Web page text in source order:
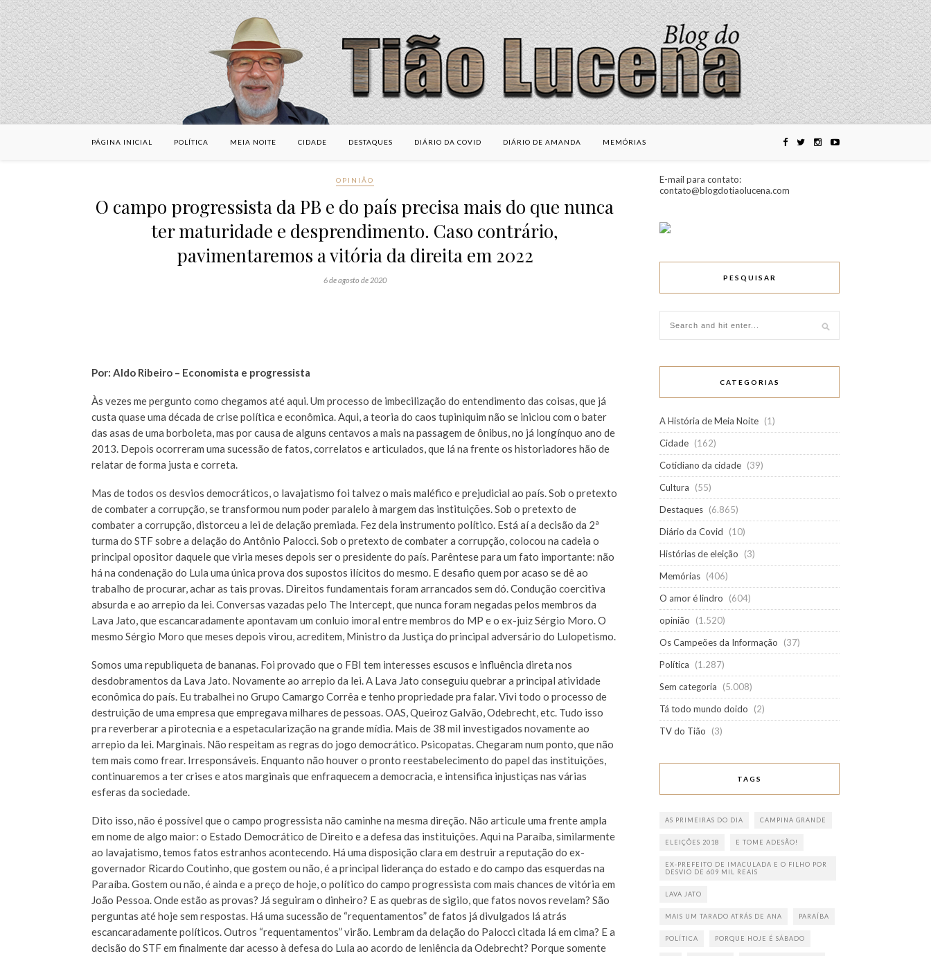
PÁGINA INICIAL POLÍTICA MEIA NOITE CIDADE DESTAQUES DIÁRIO DA COVID DIÁRIO DE AMANDA MEMÓRIAS
OPINIÃO
O campo progressista da PB e do país precisa mais do que nunca
ter maturidade e desprendimento. Caso contrário,
pavimentaremos a vitória da direita em 2022
6 de agosto de 2020
Por: Aldo Ribeiro – Economista e progressista
Às vezes me pergunto como chegamos até aqui. Um processo de imbecilização do entendimento das coisas, que já
custa quase uma década de crise política e econômica. Aqui, a teoria do caos tupiniquim não se iniciou com o bater
das asas de uma borboleta, mas por causa de alguns centavos a mais na passagem de ônibus, no já longínquo ano de
2013. Depois ocorreram uma sucessão de fatos, correlatos e articulados, que lá na frente os historiadores hão de
relatar de forma justa e correta.
Mas de todos os desvios democráticos, o lavajatismo foi talvez o mais maléfico e prejudicial ao país. Sob o pretexto
de combater a corrupção, se transformou num poder paralelo à margem das instituições. Sob o pretexto de
combater a corrupção, distorceu a lei de delação premiada. Fez dela instrumento político. Está aí a decisão da 2ª
turma do STF sobre a delação do Antônio Palocci. Sob o pretexto de combater a corrupção, colocou na cadeia o
principal opositor daquele que viria meses depois ser o presidente do país. Parêntese para um fato importante: não
há na condenação do Lula uma única prova dos supostos ilícitos do mesmo. E desafio quem por acaso se dê ao
trabalho de procurar, achar as tais provas. Direitos fundamentais foram arrancados sem dó. Condução coercitiva
absurda e ao arrepio da lei. Conversas vazadas pelo The Intercept, que nunca foram negadas pelos membros da
Lava Jato, que escancaradamente apontavam um conluio imoral entre membros do MP e o ex-juiz Sérgio Moro. O
mesmo Sérgio Moro que meses depois virou, acreditem, Ministro da Justiça do principal adversário do Lulopetismo.
Somos uma republiqueta de bananas. Foi provado que o FBI tem interesses escusos e influência direta nos
desdobramentos da Lava Jato. Novamente ao arrepio da lei. A Lava Jato conseguiu quebrar a principal atividade
econômica do país. Eu trabalhei no Grupo Camargo Corrêa e tenho propriedade pra falar. Vivi todo o processo de
destruição de uma empresa que empregava milhares de pessoas. OAS, Queiroz Galvão, Odebrecht, etc. Tudo isso
pra reverberar a pirotecnia e a espetacularização na grande mídia. Mais de 38 mil investigados novamente ao
arrepio da lei. Marginais. Não respeitam as regras do jogo democrático. Psicopatas. Chegaram num ponto, que não
tem mais como frear. Irresponsáveis. Enquanto não houver o pronto reestabelecimento do papel das instituições,
continuaremos a ter crises e atos marginais que enfraquecem a democracia, e intensifica injustiças nas várias
esferas da sociedade.
Dito isso, não é possível que o campo progressista não caminhe na mesma direção. Não articule uma frente ampla
em nome de algo maior: o Estado Democrático de Direito e a defesa das instituições. Aqui na Paraíba, similarmente
ao lavajatismo, temos fatos estranhos acontecendo. Há uma disposição clara em destruir a reputação do ex-
governador Ricardo Coutinho, que gostem ou não, é a principal liderança do estado e do campo das esquerdas na
Paraíba. Gostem ou não, é ainda e a preço de hoje, o político do campo progressista com mais chances de vitória em
João Pessoa. Onde estão as provas? Já seguiram o dinheiro? E as quebras de sigilo, que fatos novos revelam? São
perguntas até hoje sem respostas. Há uma sucessão de “requentamentos” de fatos já divulgados lá atrás
escancaradamente políticos. Outros “requentamentos” virão. Lembram da delação do Palocci citada lá em cima? E a
decisão do STF em finalmente dar acesso à defesa do Lula ao acordo de leniência da Odebrecht? Porque somente
E-mail para contato:
contato@blogdotiaolucena.com
PESQUISAR
CATEGORIAS
A História de Meia Noite (1)
Cidade (162)
Cotidiano da cidade (39)
Cultura
(55)
Destaques (6.865)
Diário da Covid
(10)
Histórias de eleição
(3)
Memórias (406)
O amor é lindro
(604)
opinião
(1.520)
Os Campeões da Informação
(37)
Política
(1.287)
Sem categoria
(5.008)
Tá todo mundo doido
(2)
TV do Tião
(3)
TAGS
AS PRIMEIRAS DO DIA CAMPINA GRANDE
ELEIÇÕES 2018 E TOME ADESÃO!
EX-PREFEITO DE IMACULADA E O FILHO POR
DESVIO DE 609 MIL REAIS
LAVA JATO
MAIS UM TARADO ATRÁS DE ANA PARAÍBA
POLÍTICA PORQUE HOJE É SÁBADO